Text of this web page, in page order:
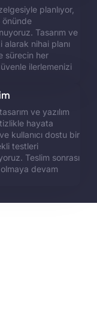
planlıyor,
Tasarım ve
alarak nihai planı
sürecin her
ilerlemenizi
ve yazılım
hayata
kullanıcı dostu bir
testleri
Teslim sonrası
devam